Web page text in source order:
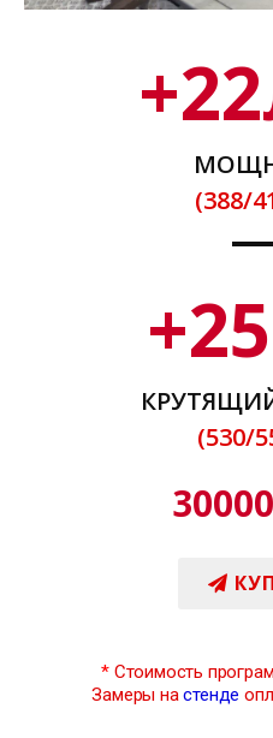
+22
(388/
+25
(530/
* Стоимость
Замеры настенде